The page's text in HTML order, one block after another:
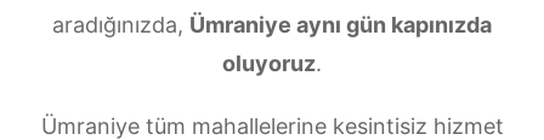
aradığınızda, Ümraniye aynı gün kapınızda
oluyoruz.
Ümraniye tüm mahallelerine kesintisiz hizmet